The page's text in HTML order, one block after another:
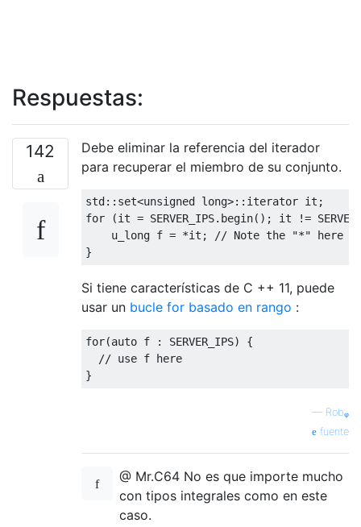
Respuestas:
142
Debe eliminar la referencia del iterador
para recuperar el miembro de su conjunto.
std:: set<unsigned long
for (it = SERVER_IPS.begin(); it !=
    u_long f = *it;
// Note the "*" here
Si tiene características de C ++ 11, puede
usar un bucle for basado en rango :
for(auto f : SERVER_IPS) {
// use f here
— Robᵩ
fuente
@ Mr.C64 No es que importe mucho
con tipos integrales como en este
caso.